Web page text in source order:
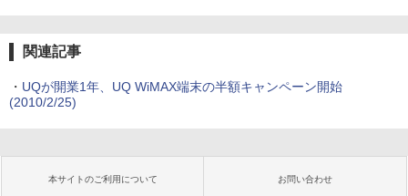
関連記事
・ UQが開業1年、UQ WiMAX端末の半額キャンペーン開始
(2010/2/25)
本サイトのご利用について お問い合わせ